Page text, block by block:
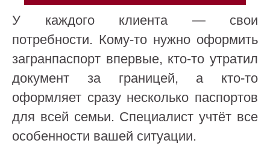
У каждого клиента — свои
потребности. Кому-то нужно оформить
загранпаспорт впервые, кто-то утратил
документ за границей, а кто-то
оформляет сразу несколько паспортов
для всей семьи. Специалист учтёт все
особенности вашей ситуации.